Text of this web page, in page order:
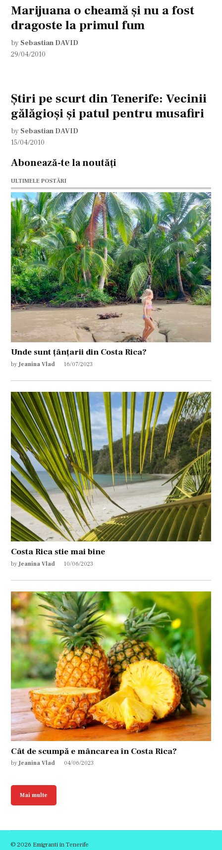
Marijuana o cheamă şi nu a fost
dragoste la primul fum
by Sebastian DAVID
29/04/2010
Ştiri pe scurt din Tenerife: Vecinii
gălăgioşi şi patul pentru musafiri
by Sebastian DAVID
15/04/2010
Abonează-te la noutăți
ULTIMELE POSTĂRI
Unde sunt țânțarii din Costa Rica?
by Jeanina Vlad 16/07/2023
Costa Rica stie mai bine
by Jeanina Vlad 10/06/2023
Cât de scumpă e mâncarea în Costa Rica?
by Jeanina Vlad 04/06/2023
Mai multe
© 2026 Emigranti in Tenerife